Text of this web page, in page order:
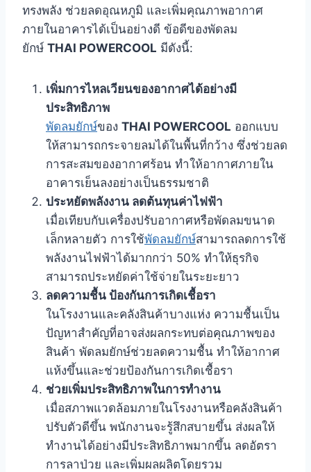
ทรงพลัง ช่วยลดอุณหภูมิ และเพิ่มคุณภาพอากาศ
ภายในอาคารได้เป็นอย่างดี ข้อดีของพัดลม
ยักษ์ THAI POWERCOOL มีดังนี้:
เพิ่มการไหลเวียนของอากาศได้อย่างมี
ประสิทธิภาพ
พัดลมยักษ์ของ THAI POWERCOOL ออกแบบ
ให้สามารถกระจายลมได้ในพื้นที่กว้าง ซึ่งช่วยลด
การสะสมของอากาศร้อน ทำให้อากาศภายใน
อาคารเย็นลงอย่างเป็นธรรมชาติ
ประหยัดพลังงาน ลดต้นทุนค่าไฟฟ้า
เมื่อเทียบกับเครื่องปรับอากาศหรือพัดลมขนาด
เล็กหลายตัว การใช้พัดลมยักษ์สามารถลดการใช้
พลังงานไฟฟ้าได้มากกว่า 50% ทำให้ธุรกิจ
สามารถประหยัดค่าใช้จ่ายในระยะยาว
ลดความชื้น ป้องกันการเกิดเชื้อรา
ในโรงงานและคลังสินค้าบางแห่ง ความชื้นเป็น
ปัญหาสำคัญที่อาจส่งผลกระทบต่อคุณภาพของ
สินค้า พัดลมยักษ์ช่วยลดความชื้น ทำให้อากาศ
แห้งขึ้นและช่วยป้องกันการเกิดเชื้อรา
ช่วยเพิ่มประสิทธิภาพในการทำงาน
เมื่อสภาพแวดล้อมภายในโรงงานหรือคลังสินค้า
ปรับตัวดีขึ้น พนักงานจะรู้สึกสบายขึ้น ส่งผลให้
ทำงานได้อย่างมีประสิทธิภาพมากขึ้น ลดอัตรา
การลาป่วย และเพิ่มผลผลิตโดยรวม